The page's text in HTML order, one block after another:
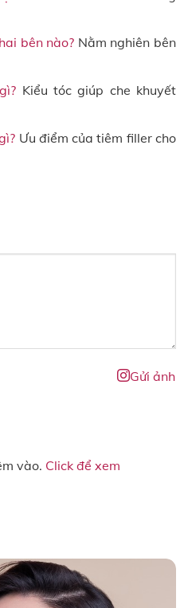
bên nào? Nằm nghiên bên
Kiểu tóc giúp che khuyết
Ưu điểm của tiêm filler cho
Gửi ảnh
vào. Click để xem